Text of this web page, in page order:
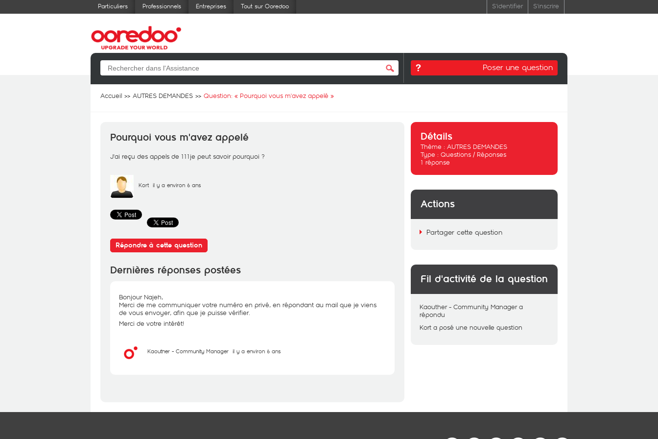
Particuliers Professionnels Entreprises Tout sur Ooredoo S'identifier S'inscrire
Poser une question
Accueil AUTRES DEMANDES Question: « Pourquoi vous m'avez appelé »
Pourquoi vous m'avez appelé
J'ai reçu des appels de 111je peut savoir pourquoi ?
Kort il y a environ 6 ans
Répondre à cette question
Dernières réponses postées
Bonjour Najeh,
Merci de me communiquer votre numéro en privé, en répondant au mail que je viens
de vous envoyer, afin que je puisse vérifier.
Merci de votre intérêt!
Kaouther - Community Manager il y a environ 6 ans
Détails
Thème : AUTRES DEMANDES
Type : Questions / Réponses
1 réponse
Actions
Partager cette question
Fil d'activité de la question
Kaouther - Community Manager a
répondu
Kort a posé une nouvelle question